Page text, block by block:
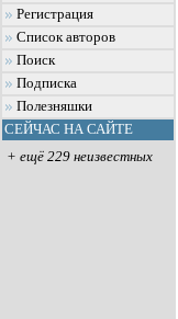
Регистрация
Список авторов
Поиск
Подписка
Полезняшки
СЕЙЧАС НА САЙТЕ
+ ещё 229 неизвестных